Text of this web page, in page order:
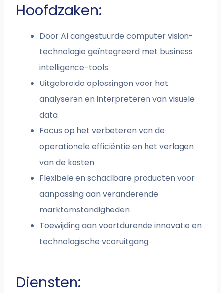
Hoofdzaken:
Door AI aangestuurde computer vision-
technologie geïntegreerd met business
intelligence-tools
Uitgebreide oplossingen voor het
analyseren en interpreteren van visuele
data
Focus op het verbeteren van de
operationele efficiëntie en het verlagen
van de kosten
Flexibele en schaalbare producten voor
aanpassing aan veranderende
marktomstandigheden
Toewijding aan voortdurende innovatie en
technologische vooruitgang
Diensten: